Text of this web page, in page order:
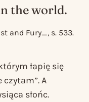
the world.
and Fury_, s. 533.
łapię się
czytam”. A
słońc.